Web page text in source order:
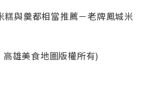
雄美食地圖版權所有)